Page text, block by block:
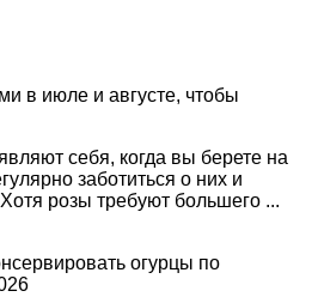
в июле и августе, чтобы
себя, когда вы берете на
заботиться о них и
розы требуют большего ...
огурцы по